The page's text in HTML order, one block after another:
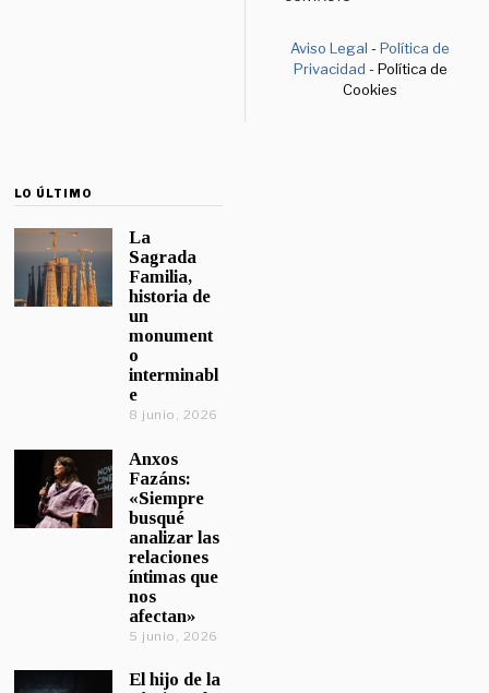
Aviso Legal -Política de
Privacidad - Política de
Cookies
LO ÚLTIMO
La
Sagrada
Familia,
historia de
un
monument
o
interminabl
e
8 junio, 2026
Anxos
Fazáns:
«Siempre
busqué
analizar las
relaciones
íntimas que
nos
afectan»
5 junio, 2026
El hijo de la